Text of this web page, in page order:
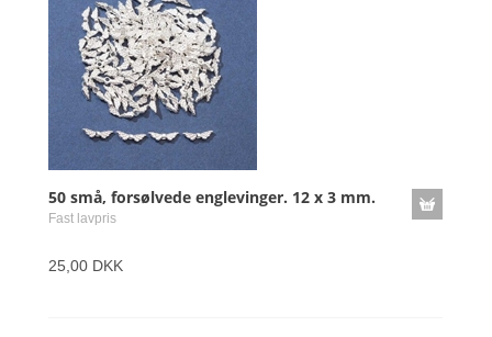
50 små, forsølvede englevinger. 12 x 3 mm.
Fast lavpris
25,00 DKK